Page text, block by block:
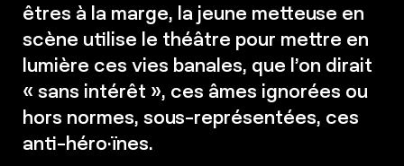
êtres à la marge, la jeune metteuse en
scène utilise le théâtre pour mettre en
lumière ces vies banales, que l’on dirait
« sans intérêt », ces âmes ignorées ou
hors normes, sous-représentées, ces
anti-héro·ïnes.